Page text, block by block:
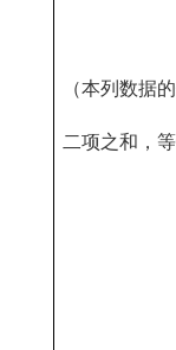
（本列数据
二项之和，